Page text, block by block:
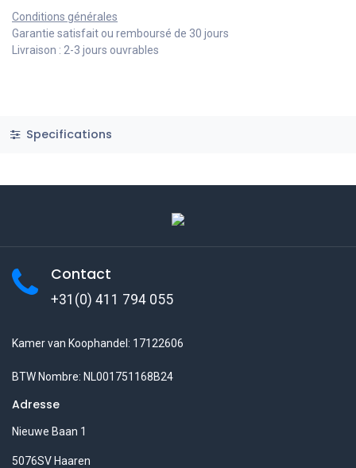
Conditions générales
Garantie satisfait ou remboursé de 30 jours
Livraison : 2-3 jours ouvrables
Specifications
Contact
+31(0) 411 794 055
Kamer van Koophandel: 17122606
BTW Nombre: NL001751168B24
Adresse
Nieuwe Baan 1
5076SV Haaren